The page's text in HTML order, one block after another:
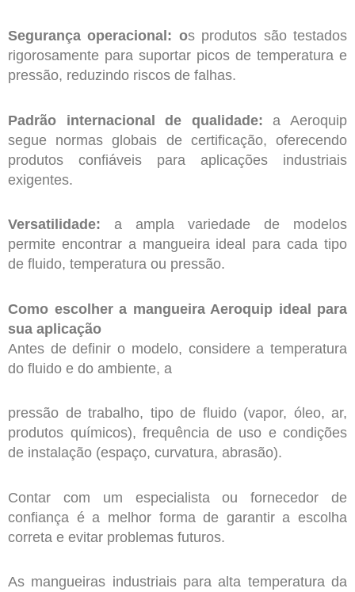
Segurança operacional: os produtos são testados
rigorosamente para suportar picos de temperatura e
pressão, reduzindo riscos de falhas.
Padrão internacional de qualidade:a Aeroquip
segue normas globais de certificação, oferecendo
produtos confiáveis para aplicações industriais
exigentes.
Versatilidade: a ampla variedade de modelos
permite encontrar a mangueira ideal para cada tipo
de fluido, temperatura ou pressão.
Como escolher a mangueira Aeroquip ideal para
sua aplicação
Antes de definir o modelo, considere a temperatura
do fluido e do ambiente, a
pressão de trabalho, tipo de fluido (vapor, óleo, ar,
produtos químicos), frequência de uso e condições
de instalação (espaço, curvatura, abrasão).
Contar com um especialista ou fornecedor de
confiança é a melhor forma de garantir a escolha
correta e evitar problemas futuros.
As mangueiras industriais para alta temperatura da